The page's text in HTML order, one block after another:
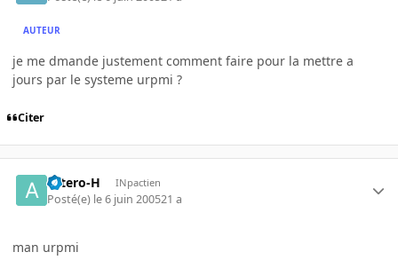
AUTEUR
je me dmande justement comment faire pour la mettre a
jours par le systeme urpmi ?
Citer
astero-H INpactien
Posté(e) le 6 juin 200521 a
man urpmi